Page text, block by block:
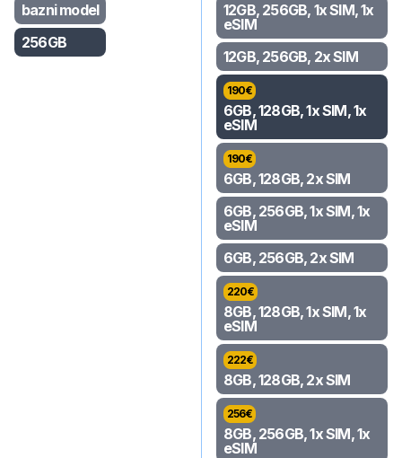
bazni model
256GB
12GB, 256GB, 1x SIM, 1x
eSIM
12GB, 256GB, 2x SIM
190€
6GB, 128GB, 1x SIM, 1x
eSIM
190€
6GB, 128GB, 2x SIM
6GB, 256GB, 1x SIM, 1x
eSIM
6GB, 256GB, 2x SIM
220€
8GB, 128GB, 1x SIM, 1x
eSIM
222€
8GB, 128GB, 2x SIM
256€
8GB, 256GB, 1x SIM, 1x
eSIM